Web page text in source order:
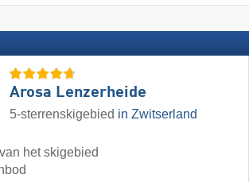
Arosa Lenzerheide
5-sterrenskigebied in Zwitserland
het skigebied